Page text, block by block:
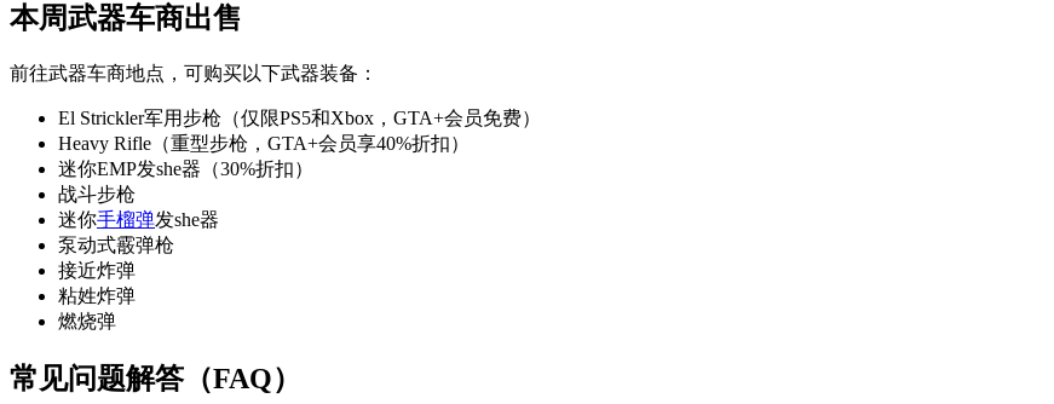
本周武器车商出售
前往武器车商地点，可购买以下武器装备：
El Strickler军用步枪（仅限PS5和Xbox，GTA+会员免费）
Heavy Rifle（重型步枪，GTA+会员享40%折扣）
迷你EMP发she器（30%折扣）
战斗步枪
迷你手榴弹发she器
泵动式霰弹枪
接近炸弹
粘姓炸弹
燃烧弹
常见问题解答（FAQ）